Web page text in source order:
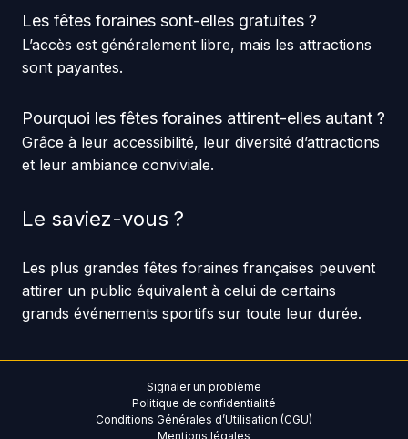
Les fêtes foraines sont-elles gratuites ?
L’accès est généralement libre, mais les attractions
sont payantes.
Pourquoi les fêtes foraines attirent-elles autant ?
Grâce à leur accessibilité, leur diversité d’attractions
et leur ambiance conviviale.
Le saviez-vous ?
Les plus grandes fêtes foraines françaises peuvent
attirer un public équivalent à celui de certains
grands événements sportifs sur toute leur durée.
Signaler un problème
Politique de confidentialité
Conditions Générales d’Utilisation (CGU)
Mentions légales